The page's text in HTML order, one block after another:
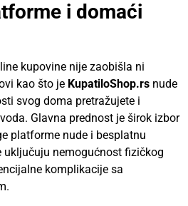
i domaći
kupovine nije zaobišla ni
kao što je KupatiloShop.rs nude
svog doma pretražujete i
Glavna prednost je širok izbor
platforme nude i besplatnu
nemogućnost fizičkog
komplikacije sa